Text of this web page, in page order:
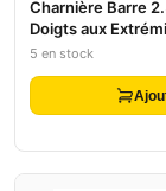
Charnière Barre
Doigts aux
Sabot
5 en stock